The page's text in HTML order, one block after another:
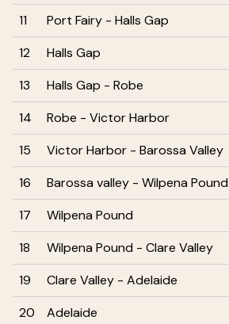
11
Port Fairy - Halls Gap
12
Halls Gap
13
Halls Gap - Robe
14
Robe - Victor Harbor
15
Victor Harbor - Barossa Valley
16
Barossa valley - Wilpena Pound
17
Wilpena Pound
18
Wilpena Pound - Clare Valley
19
Clare Valley - Adelaide
20
Adelaide